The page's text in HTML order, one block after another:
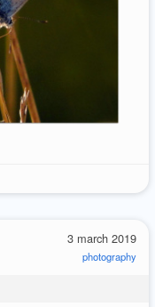
3 march 2019
photography